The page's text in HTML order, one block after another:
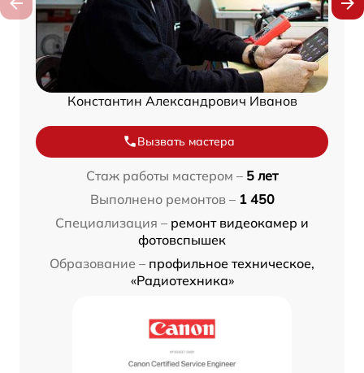
Константин Александрович Иванов
Вызвать мастера
Стаж работы мастером – 5 лет
Выполнено ремонтов – 1 450
Специализация – ремонт видеокамер и
фотовспышек
Образование – профильное техническое,
«Радиотехника»